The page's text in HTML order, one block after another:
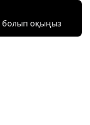
болып оқыңыз